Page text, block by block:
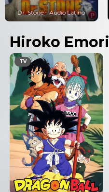
B: The Beginning – Audio
Latino
Hiroko Emori
TV